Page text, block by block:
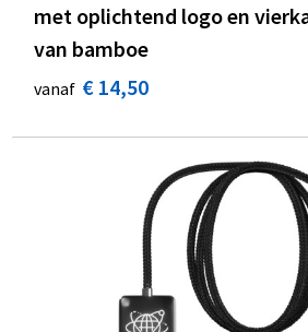
met oplichtend logo en
van bamboe
vanaf € 14,50